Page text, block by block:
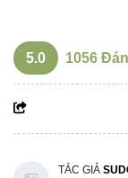
5.0 1056
TÁC GIẢ